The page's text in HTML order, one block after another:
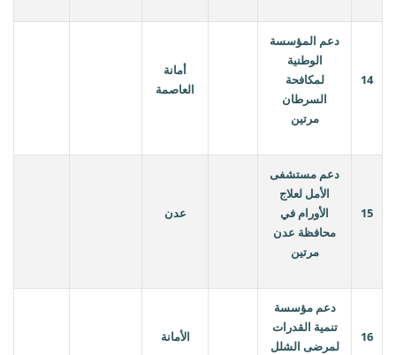
14
دعم المؤسسة
الوطنية
لمكافحة
السرطان
مرتين
أمانة
العاصمة
15
دعم مستشفى
الأمل لعلاج
الأورام في
محافظة عدن
مرتين
عدن
16
دعم مؤسسة
تنمية القدرات
لمرضى الشلل
الأمانة